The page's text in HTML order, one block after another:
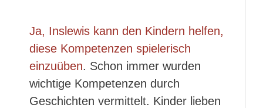
Ja, Inslewis kann den Kindern helfen,
diese Kompetenzen spielerisch
einzuüben. Schon immer wurden
wichtige Kompetenzen durch
Geschichten vermittelt. Kinder lieben